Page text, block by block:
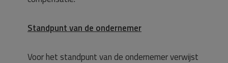
Standpunt van de ondernemer
Voor het standpunt van de ondernemer verwijst